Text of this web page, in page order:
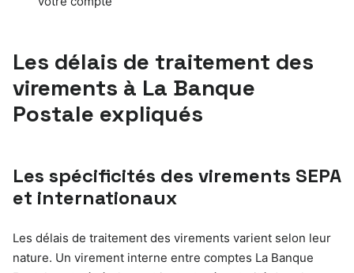
Les délais de traitement des
virements à La Banque
Postale expliqués
Les spécificités des virements SEPA
et internationaux
Les délais de traitement des virements varient selon leur
nature. Un virement interne entre comptes La Banque